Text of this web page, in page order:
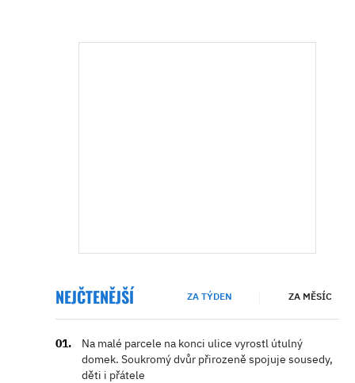
NEJČTENĚJŠÍ ZA TÝDEN ZA MĚSÍC
Na malé parcele na konci ulice vyrostl útulný
domek. Soukromý dvůr přirozeně spojuje sousedy,
děti i přátele